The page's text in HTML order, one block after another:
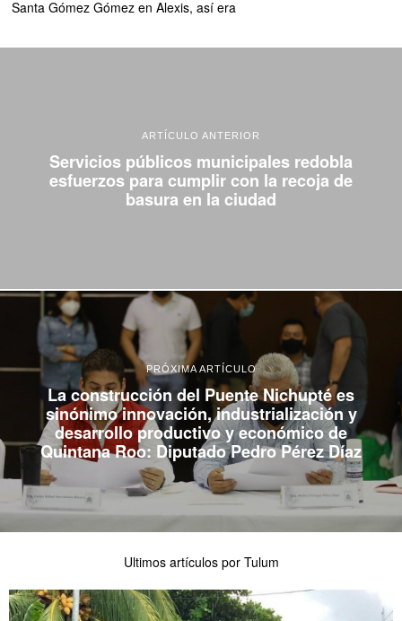
Santa Gómez Gómez enAlexis, así era
ARTÍCULO ANTERIOR
Servicios públicos municipales redobla
esfuerzos para cumplir con la recoja de
basura en la ciudad
PRÓXIMA ARTÍCULO
La construcción del Puente Nichupté es
sinónimo innovación, industrialización y
desarrollo productivo y económico de
Quintana Roo: Diputado Pedro Pérez Díaz
Ultimos artículos por Tulum